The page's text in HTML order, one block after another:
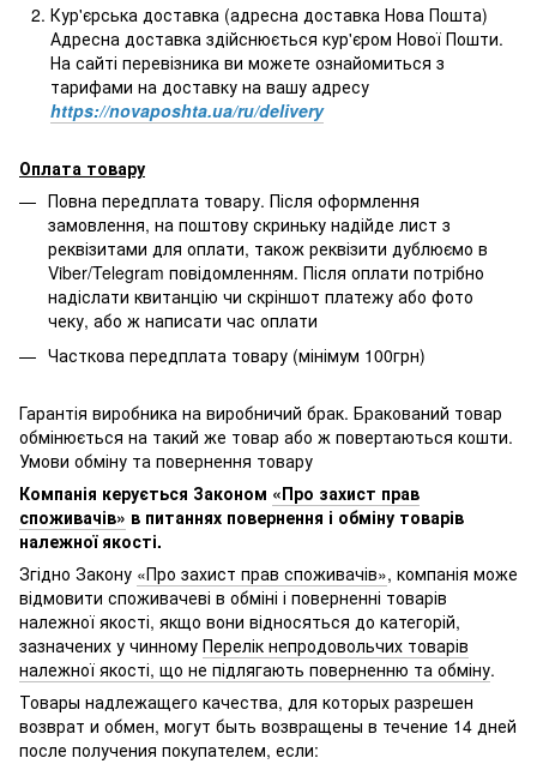
Кур'єрська доставка (адресна доставка Нова Пошта)
Адресна доставка здійснюється кур'єром Нової Пошти.
На сайті перевізника ви можете ознайомиться з
тарифами на доставку на вашу адресу
https://novaposhta.ua/ru/delivery
Оплата товару
Повна передплата товару. Після оформлення
замовлення, на поштову скриньку надійде лист з
реквізитами для оплати, також реквізити дублюємо в
Viber/Telegram повідомленням. Після оплати потрібно
надіслати квитанцію чи скріншот платежу або фото
чеку, або ж написати час оплати
Часткова передплата товару (мінімум 100грн)
Гарантія виробника на виробничий брак. Бракований товар
обмінюється на такий же товар або ж повертаються кошти.
Умови обміну та повернення товару
Компанія керується Законом «Про захист прав
споживачів» в питаннях повернення і обміну товарів
належної якості.
Згідно Закону «Про захист прав споживачів», компанія може
відмовити споживачеві в обміні і поверненні товарів
належної якості, якщо вони відносяться до категорій,
зазначених у чинному Перелік непродовольчих товарів
належної якості, що не підлягають поверненню та обміну.
Товары надлежащего качества, для которых разрешен
возврат и обмен, могут быть возвращены в течение 14 дней
после получения покупателем, если: